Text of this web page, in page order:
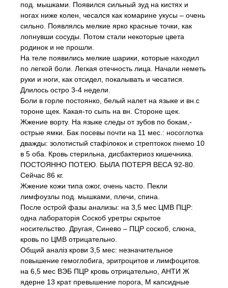
под. мышками. Появился сильный зуд на кистях и
ногах ниже колен, чесался как комарине укусы – очень
сильно. Появлялсь мелкие ярко красные точки, как
лопнувши сосуды. Потом стали некоторые цвета
родинок и не прошли.
На теле появились мелкие шарики, которые находил
по легкой боли. Легкая отечность лица. Начали неметь
руки и ноги, как отсидел, покалывать и чесатися.
Длилось остро 3-4 недели.
Боли в горле постоянко, белый налет на языке и вн.с
тороне щек. Какая-то сыпь на вн. Стороне щек.
Жжение ворту. На языке следы от зубов по бокам,-
острые ямки. Бак посевы почти на 11 мес.: носоглотка
дважды: золотистый стафілокок и стрептокок пнемо 10
в 5 оба. Кровь стерильна, дисбактериоз кишечника.
ПОСТОЯННО ПОТЕЮ. БЫЛА ПОТЕРЯ ВЕСА 92-80.
Сейчас 86 кг.
Жжение кожи типа ожог, очень часто. Пекли
лимфоузлы под. мышками, плечи, спина.
После острой фазы анализы: на 3,5 мес ЦМВ ПЦР:
одна лабораторія Соскоб уретры скрытое
носительство. Другая, Синево – ПЦР соскоб, слюна,
кровь по ЦМВ отрицательно.
Общий аналіз крови 3,5 мес: незначительное
повышение гемоглобига, эритроцитов и лимфоцитов.
на 6,5 мес ВЭБ ПЦР кровь отрицательно, АНТИ Ж
ядерне 13 крат превышение порога, М капсидные